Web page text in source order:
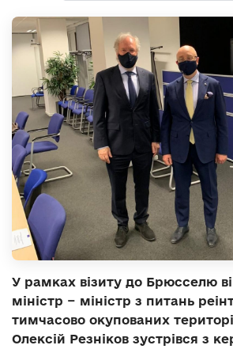
У рамках візиту до Брюсселю
міністр − міністр з питань
тимчасово окупованих
Олексій Резніков зустрівся з